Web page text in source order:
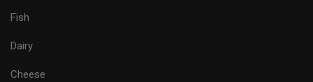
Fish
Dairy
Cheese